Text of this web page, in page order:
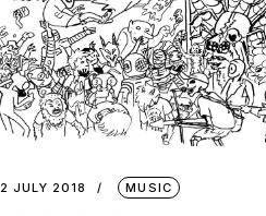
2 JULY 2018 MUSIC